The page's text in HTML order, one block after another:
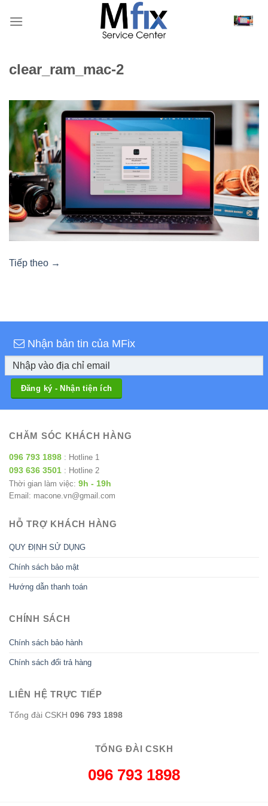
qua
clear_ram_mac-2
Tiếp theo →
Nhận bản tin của MFix
CHĂM SÓC KHÁCH HÀNG
096 793 1898 : Hotline 1
093 636 3501 : Hotline 2
Thời gian làm việc: 9h - 19h
Email: macone.vn@gmail.com
HỖ TRỢ KHÁCH HÀNG
QUY ĐỊNH SỬ DỤNG
Chính sách bảo mật
Hướng dẫn thanh toán
CHÍNH SÁCH
Chính sách bảo hành
Chính sách đổi trả hàng
LIÊN HỆ TRỰC TIẾP
Tổng đài CSKH 096 793 1898
TỔNG ĐÀI CSKH
096 793 1898